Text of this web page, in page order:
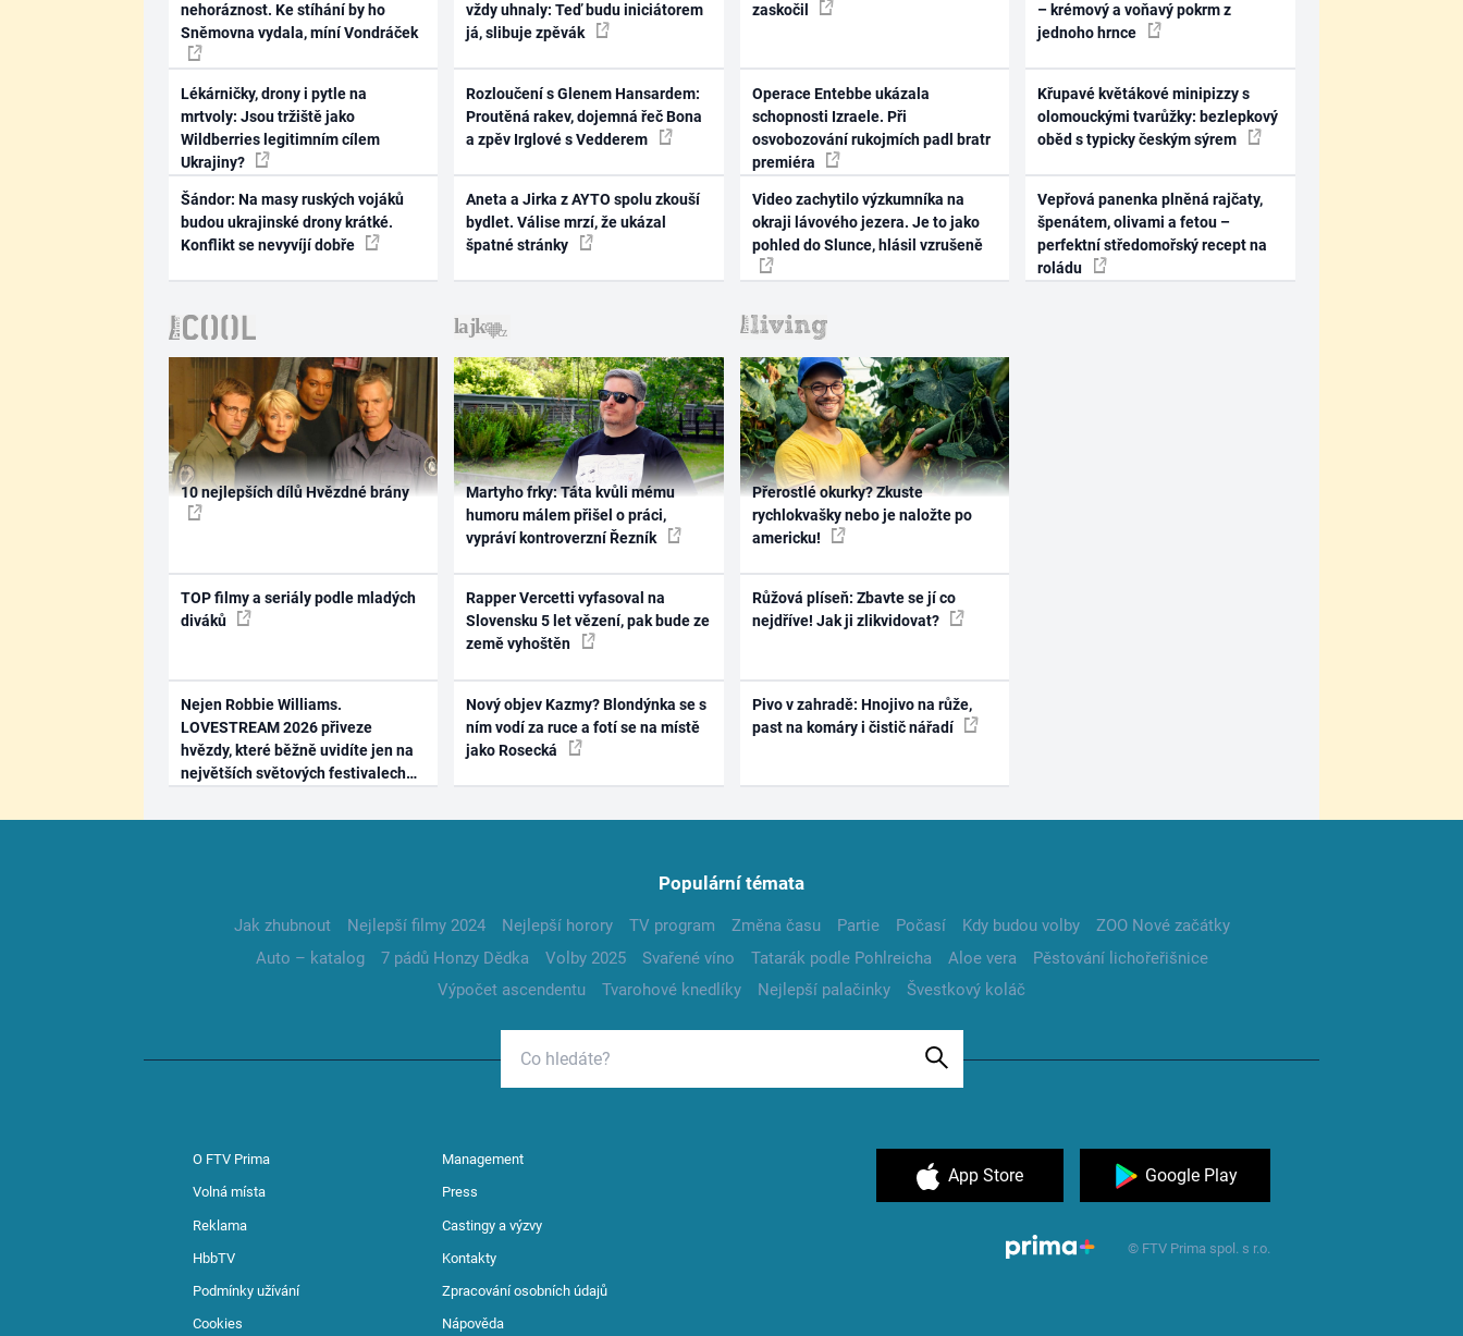
nehoráznost. Ke stíhání by ho
Sněmovna vydala, míní Vondráček
Lékárničky, drony i pytle na
mrtvoly: Jsou tržiště jako
Wildberries legitimním cílem
Ukrajiny?
Šándor: Na masy ruských vojáků
budou ukrajinské drony krátké.
Konflikt se nevyvíjí dobře
vždy uhnaly: Teď budu iniciátorem
já, slibuje zpěvák
Rozloučení s Glenem Hansardem:
Proutěná rakev, dojemná řeč Bona
a zpěv Irglové s Vedderem
Aneta a Jirka z AYTO spolu zkouší
bydlet. Válise mrzí, že ukázal
špatné stránky
zaskočil
Operace Entebbe ukázala
schopnosti Izraele. Při
osvobozování rukojmích padl bratr
premiéra
Video zachytilo výzkumníka na
okraji lávového jezera. Je to jako
pohled do Slunce, hlásil vzrušeně
– krémový a voňavý pokrm z
jednoho hrnce
Křupavé květákové minipizzy s
olomouckými tvarůžky: bezlepkový
oběd s typicky českým sýrem
Vepřová panenka plněná rajčaty,
špenátem, olivami a fetou –
perfektní středomořský recept na
roládu
10 nejlepších dílů Hvězdné brány
TOP filmy a seriály podle mladých
diváků
Nejen Robbie Williams.
LOVESTREAM 2026 přiveze
hvězdy, které běžně uvidíte jen na
největších světových festivalech
Martyho frky: Táta kvůli mému
humoru málem přišel o práci,
vypráví kontroverzní Řezník
Rapper Vercetti vyfasoval na
Slovensku 5 let vězení, pak bude ze
země vyhoštěn
Nový objev Kazmy? Blondýnka se s
ním vodí za ruce a fotí se na místě
jako Rosecká
Přerostlé okurky? Zkuste
rychlokvašky nebo je naložte po
americku!
Růžová plíseň: Zbavte se jí co
nejdříve! Jak ji zlikvidovat?
Pivo v zahradě: Hnojivo na růže,
past na komáry i čistič nářadí
Populární témata
Jak zhubnout Nejlepší filmy 2024 Nejlepší horory TV program Změna času Partie Počasí Kdy budou volby
ZOO Nové začátky
Auto – katalog
7 pádů Honzy Dědka Volby 2025 Svařené víno Tatarák podle Pohlreicha Aloe vera
Pěstování lichořeřišnice
Výpočet ascendentu
Tvarohové knedlíky Nejlepší palačinky Švestkový koláč
O FTV Prima Management
Volná místa Press
Reklama Castingy a výzvy
HbbTV Kontakty
Podmínky užívání Zpracování osobních údajů
Cookies Nápověda
App Store Google Play
© FTV Prima spol. s r.o.